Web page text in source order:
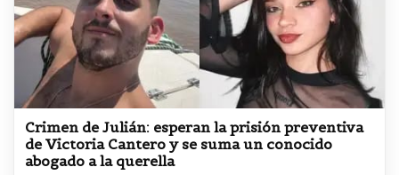
Crimen de Julián: esperan la prisión preventiva
de Victoria Cantero y se suma un conocido
abogado a la querella